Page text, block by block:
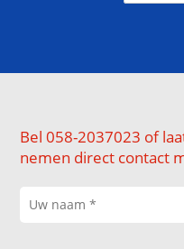
Bel 058-2037023 of
nemen direct contact